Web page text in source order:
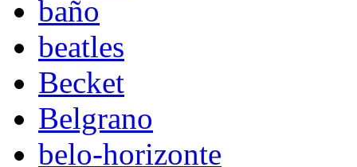
baño
beatles
Becket
Belgrano
belo-horizonte